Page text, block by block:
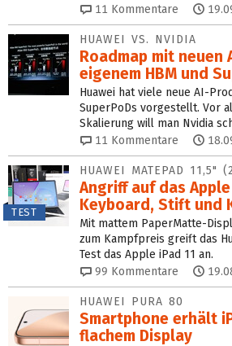
11 Kommentare
HUAWEI VS. NVIDIA
Roadmap mit neuen
eigenem HBM und
Huawei hat viele neue AI-
SuperPoDs vorgestellt. Vor
Skalierung will man Nvidia
11 Kommentare
TEST
HUAWEI MATEPAD 11,5"
Angriff auf das
Keyboard, Stift und
Mit mattem PaperMatte-
zum Kampfpreis greift das
Test das Apple iPad 11 an.
99 Kommentare
HUAWEI PURA 80
Smartphone erhält
flachem Display